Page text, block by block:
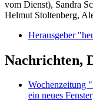
vom Dienst), Sandra
Helmut Stoltenberg,
Herausgeber
Nachrichten,
Wochenzeitung
ein neues